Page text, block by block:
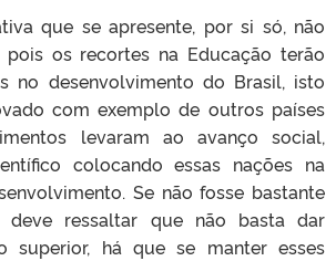
que se apresente, por si só, não
pois os recortes na Educação terão
no desenvolvimento do Brasil, isto
com exemplo de outros países
levaram ao avanço social,
colocando essas nações na
Se não fosse bastante
deve ressaltar que não basta dar
superior, há que se manter esses